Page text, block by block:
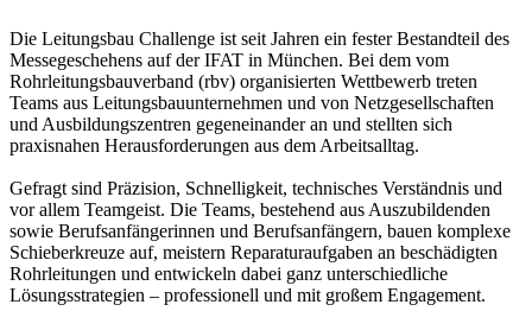
Die Leitungsbau Challenge ist seit Jahren ein fester Bestandteil des
Messegeschehens auf der IFAT in München. Bei dem vom
Rohrleitungsbauverband (rbv) organisierten Wettbewerb treten
Teams aus Leitungsbauunternehmen und von Netzgesellschaften
und Ausbildungszentren gegeneinander an und stellten sich
praxisnahen Herausforderungen aus dem Arbeitsalltag.
Gefragt sind Präzision, Schnelligkeit, technisches Verständnis und
vor allem Teamgeist. Die Teams, bestehend aus Auszubildenden
sowie Berufsanfängerinnen und Berufsanfängern, bauen komplexe
Schieberkreuze auf, meistern Reparaturaufgaben an beschädigten
Rohrleitungen und entwickeln dabei ganz unterschiedliche
Lösungsstrategien – professionell und mit großem Engagement.